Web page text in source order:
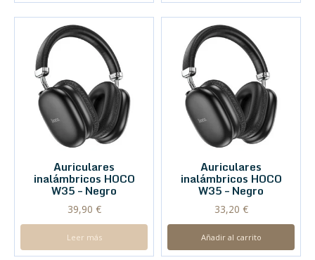
Auriculares
inalámbricos HOCO
W35 – Negro
39,90 €
Leer más
Auriculares
inalámbricos HOCO
W35 – Negro
33,20 €
Añadir al carrito